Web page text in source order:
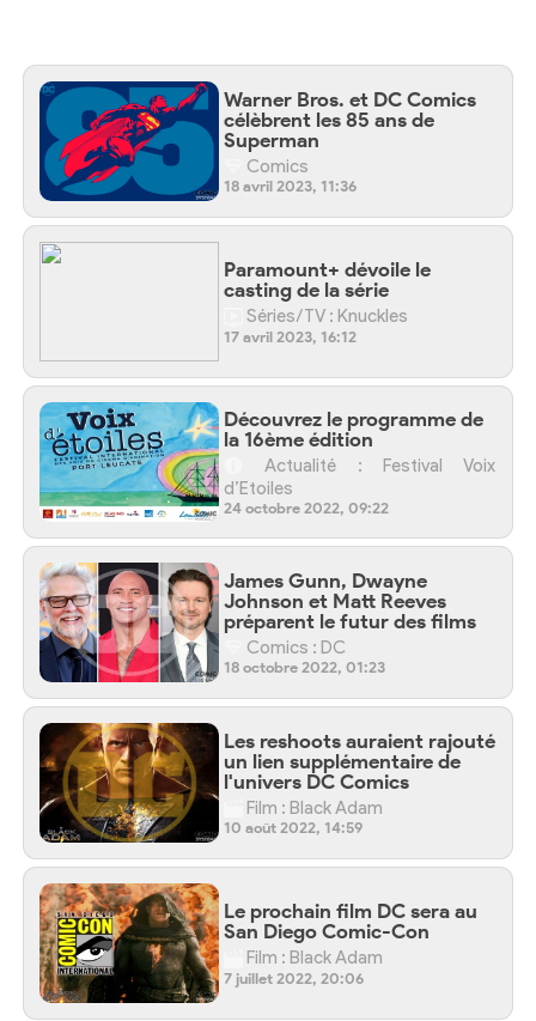
Warner Bros. et DC Comics
célèbrent les 85 ans de
Superman
Comics
18 avril 2023, 11:36
Paramount+ dévoile le
casting de la série
Séries/TV : Knuckles
17 avril 2023, 16:12
Découvrez le programme de
la 16ème édition
Actualité : Festival Voix
d’Etoiles
24 octobre 2022, 09:22
James Gunn, Dwayne
Johnson et Matt Reeves
préparent le futur des films
Comics : DC
18 octobre 2022, 01:23
Les reshoots auraient rajouté
un lien supplémentaire de
l'univers DC Comics
Film : Black Adam
10 août 2022, 14:59
Le prochain film DC sera au
San Diego Comic-Con
Film : Black Adam
7 juillet 2022, 20:06